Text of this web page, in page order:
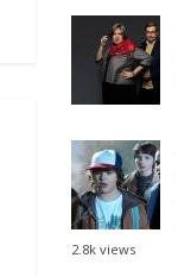
2.8k views